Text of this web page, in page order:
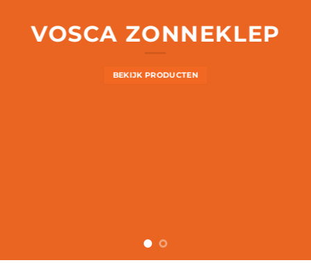
VOSCA ZONNEKLEP
BEKIJK PRODUCTEN